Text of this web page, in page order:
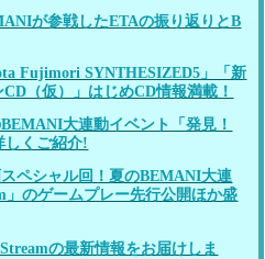
が参戦したETAの振り返りとB
Fujimori SYNTHESIZED5」「新
（仮）」はじめCD情報満載！
大連動イベント「発見！
しくご紹介!
ペシャル回！夏のBEMANI大連
」のゲームプレー先行公開ほか盛
の最新情報をお届けしま